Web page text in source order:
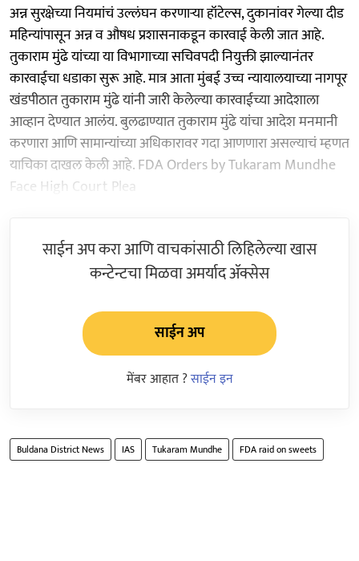
अन्न सुरक्षेच्या नियमांचं उल्लंघन करणाऱ्या हॉटेल्स, दुकानांवर गेल्या दीड
महिन्यांपासून अन्न व औषध प्रशासनाकडून कारवाई केली जात आहे.
तुकाराम मुंढे यांच्या या विभागाच्या सचिवपदी नियुक्ती झाल्यानंतर
कारवाईचा धडाका सुरू आहे. मात्र आता मुंबई उच्च न्यायालयाच्या नागपूर
खंडपीठात तुकाराम मुंढे यांनी जारी केलेल्या कारवाईच्या आदेशाला
आव्हान देण्यात आलंय. बुलढाण्यात तुकाराम मुंढे यांचा आदेश मनमानी
करणारा आणि सामान्यांच्या अधिकारावर गदा आणणारा असल्याचं म्हणत
याचिका दाखल केली आहे. FDA Orders by Tukaram Mundhe
Face High Court Plea
साईन अप करा आणि वाचकांसाठी लिहिलेल्या खास
कन्टेन्टचा मिळवा अमर्याद ॲक्सेस
साईन अप
मेंबर आहात ?साईन इन
Buldana District News IAS Tukaram Mundhe FDA raid on sweets